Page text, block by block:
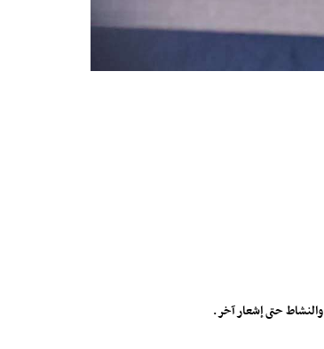
والنشاط حتى إشعار آخر.